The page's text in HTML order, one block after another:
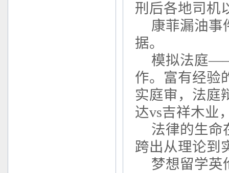
刑后各地司机
康菲漏油事
据。
模拟法庭
作。富有经验
实庭审，法庭
达vs吉祥木业
法律的生命
跨出从理论到
梦想留学英